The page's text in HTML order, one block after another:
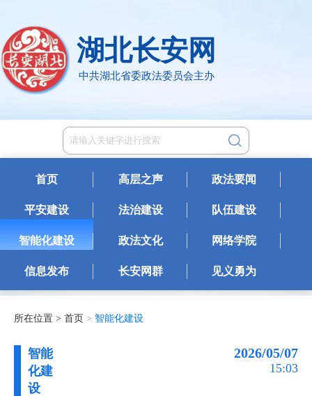
湖北长安网
中共湖北省委政法委员会主办
首页 高层之声 政法要闻
平安建设 法治建设 队伍建设
智能化建设 政法文化 网络学院
信息发布 长安网群 见义勇为
所在位置 > 首页 > 智能化建设
智能
化建
设
2026/05/07
15:03